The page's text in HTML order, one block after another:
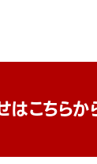
こちらか